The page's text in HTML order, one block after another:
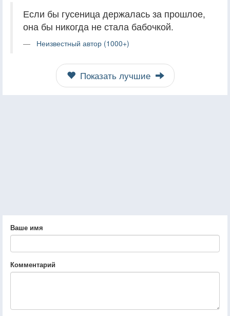
Если бы гусеница держалась за прошлое,
она бы никогда не стала бабочкой.
Неизвестный автор (1000+)
Показать лучшие
Ваше имя
Комментарий